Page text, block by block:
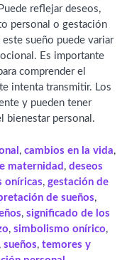
reflejar deseos,
personal o gestación
sueño puede variar
Es importante
comprender el
intenta transmitir. Los
y pueden tener
bienestar personal.
, cambios en la vida,
maternidad ,deseos
oníricas, gestación de
de sueños,
, significado de los
, simbolismo onírico,
,sueños,temores y